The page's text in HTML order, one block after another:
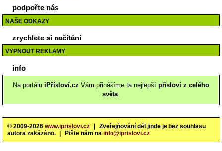
podpořte nás
NAŠE ODKAZY
zrychlete si načítání
VYPNOUT REKLAMY
info
Na portálu iPřísloví.cz Vám přinášíme ta nejlepší přísloví z celého
světa.
© 2009-2026 www.iprislovi.cz
Zveřejňování děl jinde je bez souhlasu
autora zakázáno.
Pište nám na info@iprislovi.cz